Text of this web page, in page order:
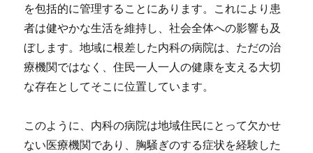
を包括的に管理することにあります。これにより患
者は健やかな生活を維持し、社会全体への影響も及
ぼします。地域に根差した内科の病院は、ただの治
療機関ではなく、住民一人一人の健康を支える大切
な存在としてそこに位置しています。
このように、内科の病院は地域住民にとって欠かせ
ない医療機関であり、胸騒ぎのする症状を経験した